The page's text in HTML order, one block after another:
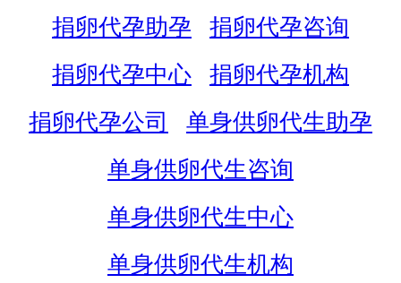
捐卵代孕助孕
捐卵代孕咨询
捐卵代孕中心
捐卵代孕机构
捐卵代孕公司
单身供卵代生助孕
单身供卵代生咨询
单身供卵代生中心
单身供卵代生机构